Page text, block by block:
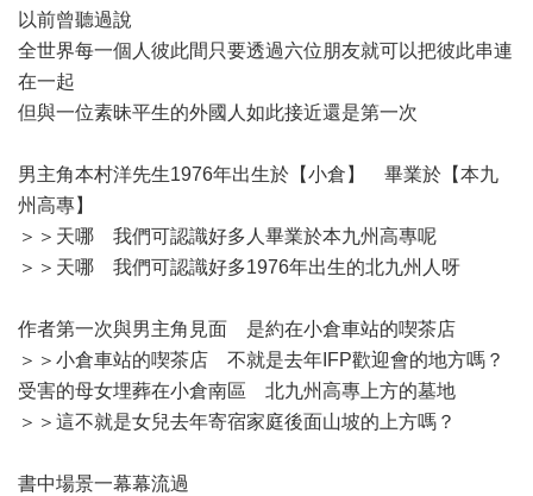
以前曾聽過說
全世界每一個人彼此間只要透過六位朋友就可以把彼此串連
在一起
但與一位素昧平生的外國人如此接近還是第一次
男主角本村洋先生1976年出生於【小倉】 畢業於【本九
州高專】
＞＞天哪 我們可認識好多人畢業於本九州高專呢
＞＞天哪 我們可認識好多1976年出生的北九州人呀
作者第一次與男主角見面 是約在小倉車站的喫茶店
＞＞小倉車站的喫茶店 不就是去年IFP歡迎會的地方嗎？
受害的母女埋葬在小倉南區 北九州高專上方的墓地
＞＞這不就是女兒去年寄宿家庭後面山坡的上方嗎？
書中場景一幕幕流過